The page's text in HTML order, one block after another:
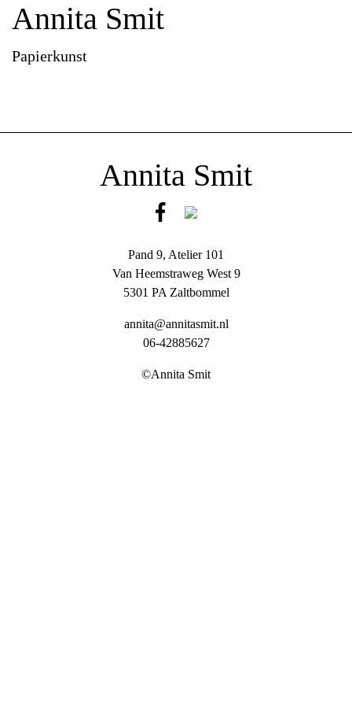
Annita Smit
Papierkunst
Annita Smit
Pand 9, Atelier 101
Van Heemstraweg West 9
5301 PA Zaltbommel
annita@annitasmit.nl
06-42885627
©Annita Smit